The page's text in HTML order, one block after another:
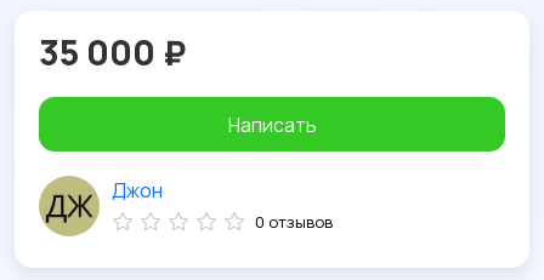
35 000 ₽
Написать
Джон
0 отзывов